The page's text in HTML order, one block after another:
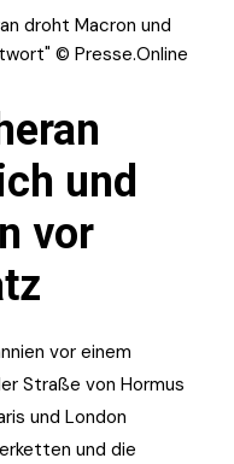
droht Macron und
© Presse.Online
und
vor
vor einem
Straße von Hormus
und London
und die